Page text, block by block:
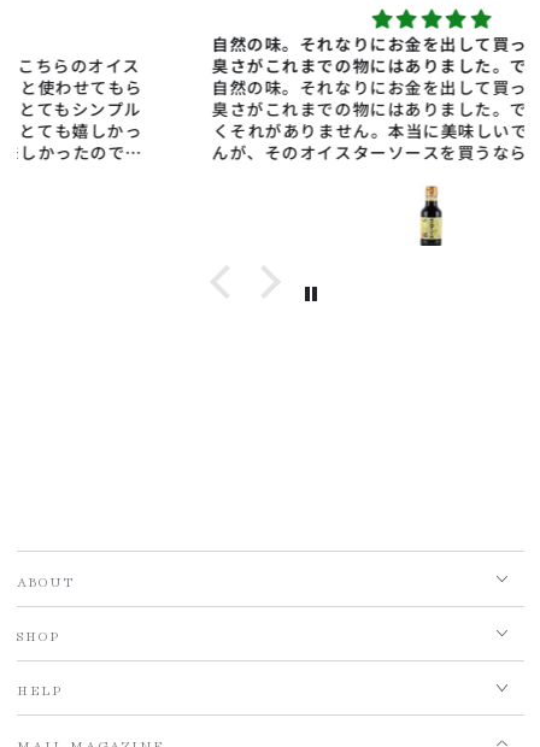
自然の味。それなりにお金を出して買っても、どこか薬
臭さがこれまでの物にはありました。でも、これには全
自然の味。それなりにお金を出して買っても、どこか薬
臭さがこれまでの物にはありました。でも、これには全
くそれがありません。本当に美味しいです。友人の娘さ
んが、そのオイスターソースを買うなら、私の分もと追
ABOUT
SHOP
HELP